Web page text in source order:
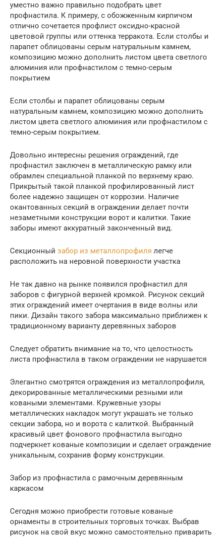
уместно важно правильно подобрать цвет
профнастила. К примеру, с обожженным кирпичом
отлично сочетается профлист оксидно-красной
цветовой группы или оттенка терракота. Если столбы и
парапет облицованы серым натуральным камнем,
композицию можно дополнить листом цвета светлого
алюминия или профнастилом с темно-серым
покрытием
Если столбы и парапет облицованы серым
натуральным камнем, композицию можно дополнить
листом цвета светлого алюминия или профнастилом с
темно-серым покрытием.
Довольно интересны решения ограждений, где
профнастил заключен в металлическую рамку или
обрамлен специальной планкой по верхнему краю.
Прикрытый такой планкой профилированный лист
более надежно защищен от коррозии. Наличие
окантованных секций в ограждении делает почти
незаметными конструкции ворот и калитки. Такие
заборы имеют аккуратный законченный вид.
Секционный забор из металлопрофиля легче
расположить на неровной поверхности участка
Не так давно на рынке появился профнастил для
заборов с фигурной верхней кромкой. Рисунок секций
этих ограждений имеет очертания в виде волны или
пики. Дизайн такого забора максимально приближен к
традиционному варианту деревянных заборов
Следует обратить внимание на то, что целостность
листа профнастила в таком ограждении не нарушается
Элегантно смотрятся ограждения из металлопрофиля,
декорированные металлическими резными или
коваными элементами. Кружевные узоры
металлических накладок могут украшать не только
секции забора, но и ворота с калиткой. Выбранный
красивый цвет фонового профнастила выгодно
подчеркнет кованые композиции и сделает ограждение
уникальным, сохранив форму конструкции.
Забор из профнастила с рамочным деревянным
каркасом
Сегодня можно приобрести готовые кованые
орнаменты в строительных торговых точках. Выбрав
рисунок на свой вкус можно самостоятельно приварить